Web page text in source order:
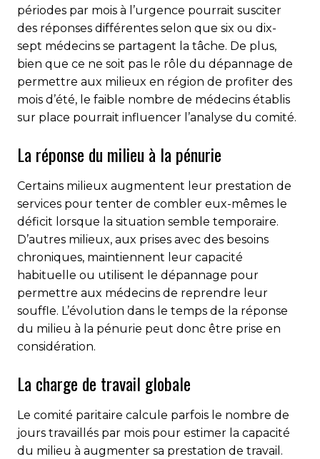
périodes par mois à l’urgence pourrait susciter
des réponses différentes selon que six ou dix-
sept médecins se partagent la tâche. De plus,
bien que ce ne soit pas le rôle du dépannage de
permettre aux milieux en région de profiter des
mois d’été, le faible nombre de médecins établis
sur place pourrait influencer l’analyse du comité.
La réponse du milieu à la pénurie
Certains milieux augmentent leur prestation de
services pour tenter de combler eux-mêmes le
déficit lorsque la situation semble temporaire.
D’autres milieux, aux prises avec des besoins
chroniques, maintiennent leur capacité
habituelle ou utilisent le dépannage pour
permettre aux médecins de reprendre leur
souffle. L’évolution dans le temps de la réponse
du milieu à la pénurie peut donc être prise en
considération.
La charge de travail globale
Le comité paritaire calcule parfois le nom­bre de
jours travaillés par mois pour estimer la capacité
du milieu à aug­men­ter sa prestation de travail.